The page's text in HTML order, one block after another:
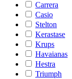
Carrera
Casio
Stelton
Kerastase
Krups
Havaianas
Hestra
Triumph